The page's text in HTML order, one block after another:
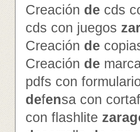
Creación de cds
cds con juegos
Creación de
Creación de
pdfs con
defensa con
con flashlite